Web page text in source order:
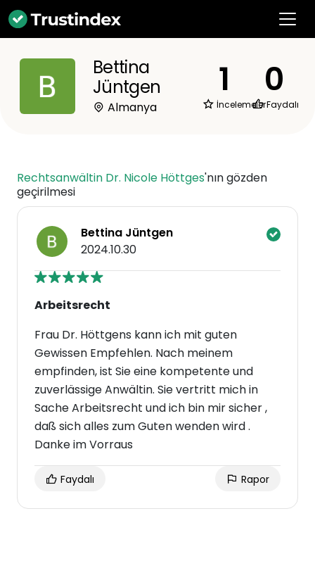
Bettina
Jüntgen
Almanya
1
İncelemeler
0
Faydalı
Rechtsanwältin Dr. Nicole Höttges'nın gözden
geçirilmesi
Bettina Jüntgen
2024.10.30
Arbeitsrecht
Frau Dr. Höttgens kann ich mit guten
Gewissen Empfehlen. Nach meinem
empfinden, ist Sie eine kompetente und
zuverlässige Anwältin. Sie vertritt mich in
Sache Arbeitsrecht und ich bin mir sicher ,
daß sich alles zum Guten wenden wird .
Danke im Vorraus
Faydalı Rapor